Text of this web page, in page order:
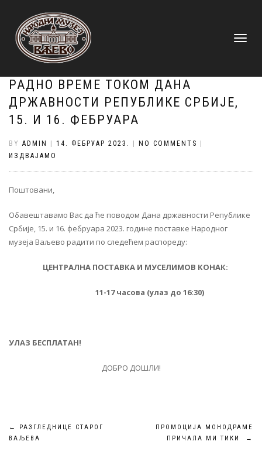
TOGGLE
РАДНО ВРЕМЕ ТОКОМ ДАНА
ДРЖАВНОСТИ РЕПУБЛИКЕ СРБИЈЕ,
15. И 16. ФЕБРУАРА
BY ADMIN 14. ФЕБРУАР 2023. NO COMMENTS
ИЗДВАЈАМО
Поштовани,
Обавештавамо Вас да ће поводом Дана државности Републике
Србије, 15. и 16. фебруара 2023. године поставке Народног
музеја Ваљево радити по следећем распореду:
ЦЕНТРАЛНА ПОСТАВКА И МУСЕЛИМОВ КОНАК:
11-17 часова (улаз до 16:30)
УЛАЗ БЕСПЛАТАН!
ДОБРО ДОШЛИ!
Кретање
←
РАЗГЛЕДНИЦЕ СТАРОГ
ВАЉЕВА
ПРОМОЦИЈА МОНОДРАМЕ
ПРИЧАЛА МИ ТИКИ
→